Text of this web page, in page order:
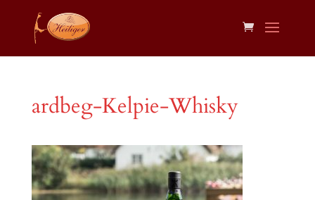
ardbeg-Kelpie-Whisky